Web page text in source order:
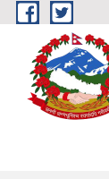
Skip to main content